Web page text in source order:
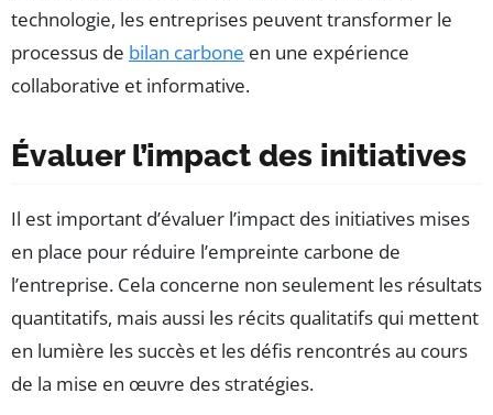
technologie, les entreprises peuvent transformer le
processus de bilan carbone en une expérience
collaborative et informative.
Évaluer l’impact des initiatives
Il est important d’évaluer l’impact des initiatives mises
en place pour réduire l’empreinte carbone de
l’entreprise. Cela concerne non seulement les résultats
quantitatifs, mais aussi les récits qualitatifs qui mettent
en lumière les succès et les défis rencontrés au cours
de la mise en œuvre des stratégies.